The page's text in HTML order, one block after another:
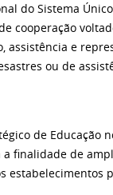
do Sistema
cooperação
assistência e
ou de
de Educação
a finalidade de
estabelecimentos